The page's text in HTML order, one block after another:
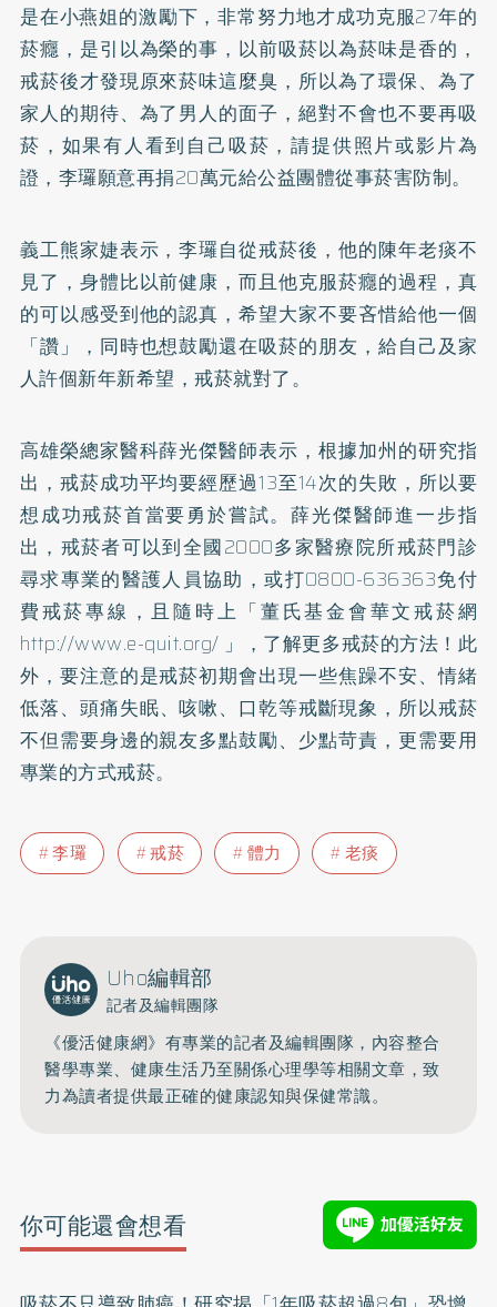
是在小燕姐的激勵下，非常努力地才成功克服27年的
菸癮，是引以為榮的事，以前吸菸以為菸味是香的，
戒菸後才發現原來菸味這麼臭，所以為了環保、為了
家人的期待、為了男人的面子，絕對不會也不要再吸
菸，如果有人看到自己吸菸，請提供照片或影片為
證，李㼈願意再捐20萬元給公益團體從事菸害防制。
義工熊家婕表示，李㼈自從戒菸後，他的陳年老痰不
見了，身體比以前健康，而且他克服菸癮的過程，真
的可以感受到他的認真，希望大家不要吝惜給他一個
「讚」，同時也想鼓勵還在吸菸的朋友，給自己及家
人許個新年新希望，戒菸就對了。
高雄榮總家醫科薛光傑醫師表示，根據加州的研究指
出，戒菸成功平均要經歷過13至14次的失敗，所以要
想成功戒菸首當要勇於嘗試。薛光傑醫師進一步指
出，戒菸者可以到全國2000多家醫療院所戒菸門診
尋求專業的醫護人員協助，或打0800-636363免付
費戒菸專線，且隨時上「董氏基金會華文戒菸網
http://www.e-quit.org/ 」，了解更多戒菸的方法！此
外，要注意的是戒菸初期會出現一些焦躁不安、情緒
低落、頭痛失眠、咳嗽、口乾等戒斷現象，所以戒菸
不但需要身邊的親友多點鼓勵、少點苛責，更需要用
專業的方式戒菸。
李㼈 戒菸 體力 老痰
Uho編輯部
記者及編輯團隊
《優活健康網》有專業的記者及編輯團隊，內容整合
醫學專業、健康生活乃至關係心理學等相關文章，致
力為讀者提供最正確的健康認知與保健常識。
你可能還會想看